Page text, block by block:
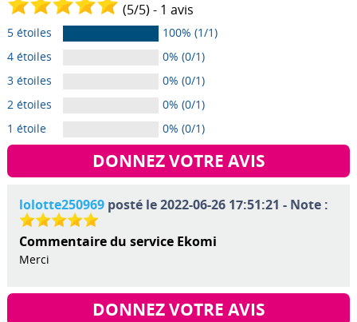
(5/5) - 1 avis
5 étoiles
100% (1/1)
4 étoiles
0% (0/1)
3 étoiles
0% (0/1)
2 étoiles
0% (0/1)
1 étoile
0% (0/1)
DONNEZ VOTRE AVIS
lolotte250969posté le 2022-06-26 17:51:21 - Note :
Commentaire du service Ekomi
Merci
DONNEZ VOTRE AVIS